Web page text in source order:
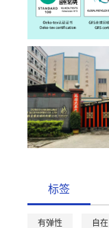
标签
有弹性 自在